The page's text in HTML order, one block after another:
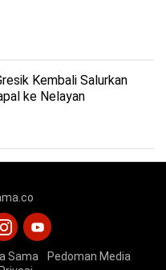
Kembali Salurkan
ke Nelayan
Sama
Pedoman Media